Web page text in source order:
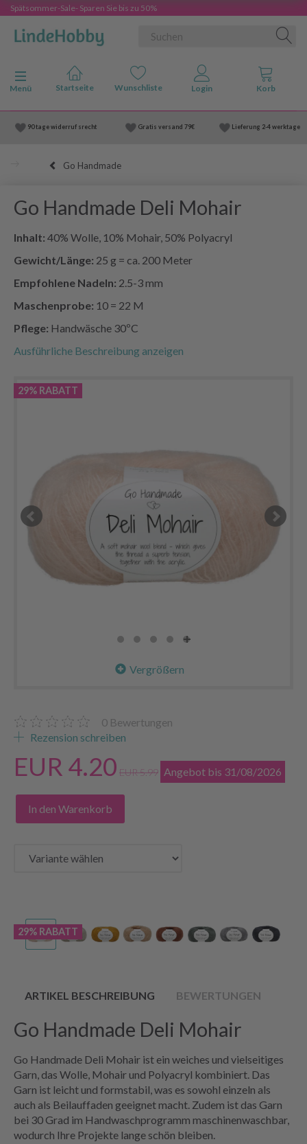
Spätsommer-Sale- Sparen Sie bis zu 50%
Anzeige ändern
Menü
90 tage widerruf srecht Gratis versand 79€ Lieferung 2-4 werktage
Go Handmade
Go Handmade Deli Mohair
Inhalt: 40% Wolle, 10% Mohair, 50% Polyacryl
Gewicht/Länge: 25 g = ca. 200 Meter
Empfohlene Nadeln: 2.5-3 mm
Maschenprobe: 10 = 22 M
Pflege: Handwäsche 30ºC
Ausführliche Beschreibung anzeigen
29% RABATT
Vergrößern
0 Bewertungen
Rezension schreiben
EUR 4.20 EUR 5.99 Angebot bis 31/08/2026
In den Warenkorb
29% RABATT
ARTIKEL BESCHREIBUNG BEWERTUNGEN
Go Handmade Deli Mohair
Go Handmade Deli Mohair ist ein weiches und vielseitiges
Garn, das Wolle, Mohair und Polyacryl kombiniert. Das
Garn ist leicht und formstabil, was es sowohl einzeln als
auch als Beilauffaden geeignet macht. Zudem ist das Garn
bei 30 Grad im Handwaschprogramm maschinenwaschbar,
wodurch Ihre Projekte lange schön bleiben.